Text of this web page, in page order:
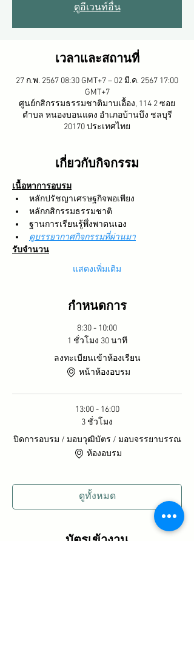
ดูอีเวนท์อื่น
เวลาและสถานที่
27 ก.พ. 2567 08:30 GMT+7 – 02 มี.ค. 2567 17:00
GMT+7
ศูนย์กสิกรรมธรรมชาติมาบเอื้อง, 114 2 ซอย
ตำบล หนองบอนแดง อำเภอบ้านบึง ชลบุรี
20170 ประเทศไทย
เกี่ยวกับกิจกรรม
เนื้อหาการอบรม
หลักปรัชญาเศรษฐกิจพอเพียง
หลักกสิกรรมธรรมชาติ
ฐานการเรียนรู้พึ่งพาตนเอง
ดูบรรยากาศกิจกรรมที่ผ่านมา
รับจำนวน
แสดงเพิ่มเติม
กำหนดการ
8:30 - 10:00
1 ชั่วโมง 30 นาที
ลงทะเบียนเข้าห้องเรียน
หน้าห้องอบรม
13:00 - 16:00
3 ชั่วโมง
ปิดการอบรม / มอบวุฒิบัตร / มอบจรรยาบรรณ
ห้องอบรม
ดูทั้งหมด
บัตรเข้างาน